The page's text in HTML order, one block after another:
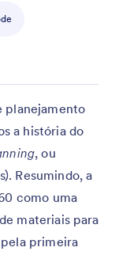
planejamento
a história do
, ou
Resumindo, a
como uma
materiais para
primeira